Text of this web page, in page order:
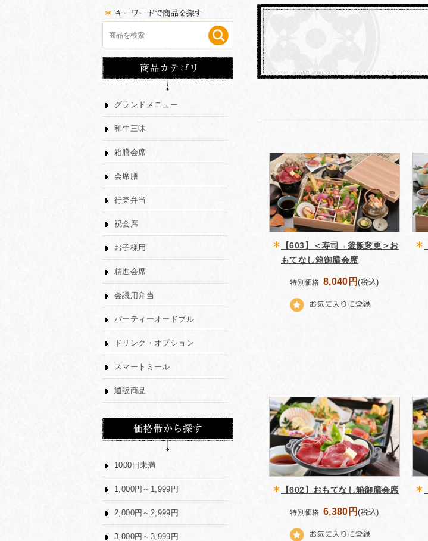
グランドメニュー
和牛三昧
箱膳会席
会席膳
行楽弁当
祝会席
お子様用
精進会席
会議用弁当
パーティーオードブル
ドリンク・オプション
スマートミール
通販商品
1000円未満
1,000円～1,999円
2,000円～2,999円
3,000円～3,999円
【603】＜寿司→釜飯変更＞お
もてなし箱御膳会席
特別価格 8,040円(税込)
【602】おもてなし箱御膳会席
特別価格 6,380円(税込)